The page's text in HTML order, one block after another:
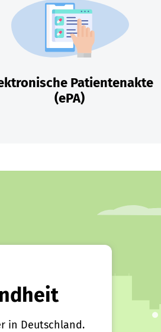
Patientenakte
(ePA)
in Deutschland.